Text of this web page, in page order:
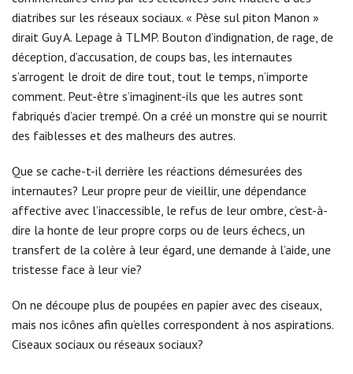
diatribes sur les réseaux sociaux. « Pèse sul piton Manon »
dirait Guy A. Lepage à TLMP. Bouton d’indignation, de rage, de
déception, d’accusation, de coups bas, les internautes
s’arrogent le droit de dire tout, tout le temps, n’importe
comment. Peut-être s’imaginent-ils que les autres sont
fabriqués d’acier trempé. On a créé un monstre qui se nourrit
des faiblesses et des malheurs des autres.
Que se cache-t-il derrière les réactions démesurées des
internautes? Leur propre peur de vieillir, une dépendance
affective avec l’inaccessible, le refus de leur ombre, c’est-à-
dire la honte de leur propre corps ou de leurs échecs, un
transfert de la colère à leur égard, une demande à l’aide, une
tristesse face à leur vie?
On ne découpe plus de poupées en papier avec des ciseaux,
mais nos icônes afin qu’elles correspondent à nos aspirations.
Ciseaux sociaux ou réseaux sociaux?